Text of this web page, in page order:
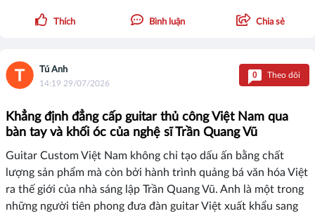
Thích Bình luận Chia sẻ
Tú Anh
14:19 29/07/2026
0 Theo dõi
Khẳng định đẳng cấp guitar thủ công Việt Nam qua
bàn tay và khối óc của nghệ sĩ Trần Quang Vũ
Guitar Custom Việt Nam không chỉ tạo dấu ấn bằng chất
lượng sản phẩm mà còn bởi hành trình quảng bá văn hóa Việt
ra thế giới của nhà sáng lập Trần Quang Vũ. Anh là một trong
những người tiên phong đưa đàn guitar Việt xuất khẩu sang